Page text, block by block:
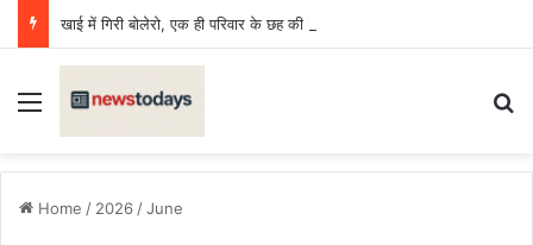
खाई में गिरी बोलेरो, एक ही परिवार के छह की मौत, एक किशोर घायल
Menu
Home / 2026 /June